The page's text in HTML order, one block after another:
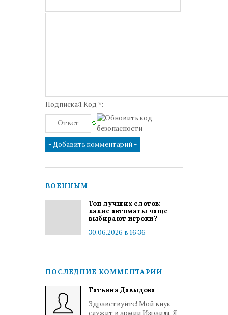
Подписка:1 Код *:
ВОЕННЫМ
Топ лучших слотов:
какие автоматы чаще
выбирают игроки?
30.06.2026 в 16:36
ПОСЛЕДНИЕ КОММЕНТАРИИ
Татьяна Давыдова
Здравствуйте! Мой внук
служит в армии Израиля. Я